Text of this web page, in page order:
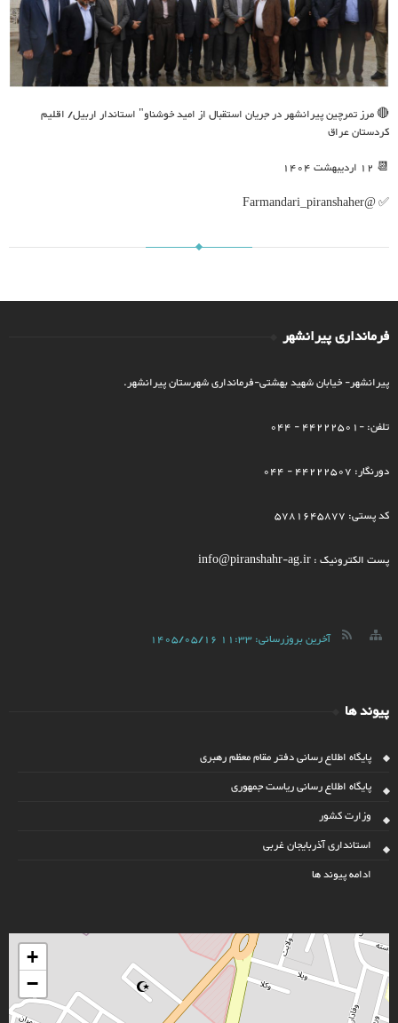
🔴 مرز تمرچین پیرانشهر در جریان استقبال از امید خوشناو" استاندار اربیل/ اقلیم
کردستان عراق
📆 12 اردیبهشت 1404
✅ @Farmandari_piranshaher
فرمانداری پیرانشهر
پیرانشهر- خیابان شهید بهشتی-فرمانداری شهرستان پیرانشهر.
تلفن: -44222501 - 044
دورنگار: 44222507 - 044
کد پستی: 5781645877
پست الکترونیک : info@piranshahr-ag.ir
آخرین بروزرسانی:1405/05/16 11:33
پیوند ها
پایگاه اطلاع رسانی دفتر مقام معظم رهبری
پایگاه اطلاع رسانی ریاست جمهوری
وزارت کشور
استانداری آذربایجان غربی
ادامه پیوند ها
+
−